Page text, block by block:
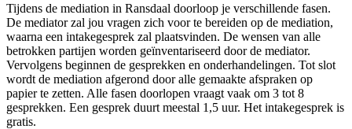
Tijdens de mediation in Ransdaal doorloop je verschillende fasen.
De mediator zal jou vragen zich voor te bereiden op de mediation,
waarna een intakegesprek zal plaatsvinden. De wensen van alle
betrokken partijen worden geïnventariseerd door de mediator.
Vervolgens beginnen de gesprekken en onderhandelingen. Tot slot
wordt de mediation afgerond door alle gemaakte afspraken op
papier te zetten. Alle fasen doorlopen vraagt vaak om 3 tot 8
gesprekken. Een gesprek duurt meestal 1,5 uur. Het intakegesprek is
gratis.